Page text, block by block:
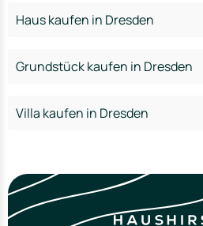
Haus kaufen in Dresden
Grundstück kaufen in Dresden
Villa kaufen in Dresden